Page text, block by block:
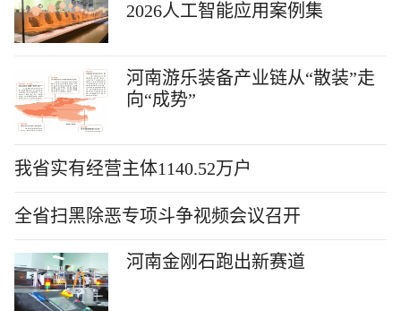
2026人工智能应用案例集
河南游乐装备产业链从“散装”走
向“成势”
我省实有经营主体1140.52万户
全省扫黑除恶专项斗争视频会议召开
河南金刚石跑出新赛道